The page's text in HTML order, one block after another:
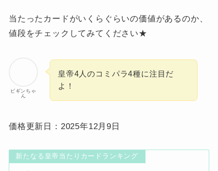
当たったカードがいくらぐらいの価値があるのか、
値段をチェックしてみてください★
ビギンちゃ
ん
皇帝4人のコミパラ4種に注目だ
よ！
価格更新日：2025年12月9日
新たなる皇帝当たりカードランキング